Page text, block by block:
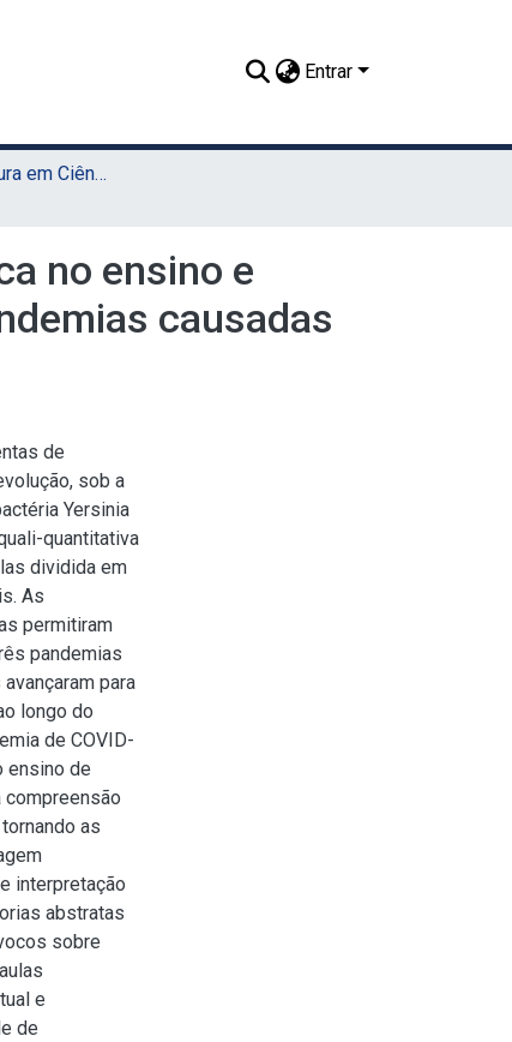
Entrar
TCC - Licenciatura em Ciências Biológicas (Sede)
no ensino e
causadas
de
sob a
Yersinia
quantitativa
dividida em
As
permitiram
pandemias
para
longo do
de COVID-
ensino de
as
interpretação
abstratas
sobre
e
de